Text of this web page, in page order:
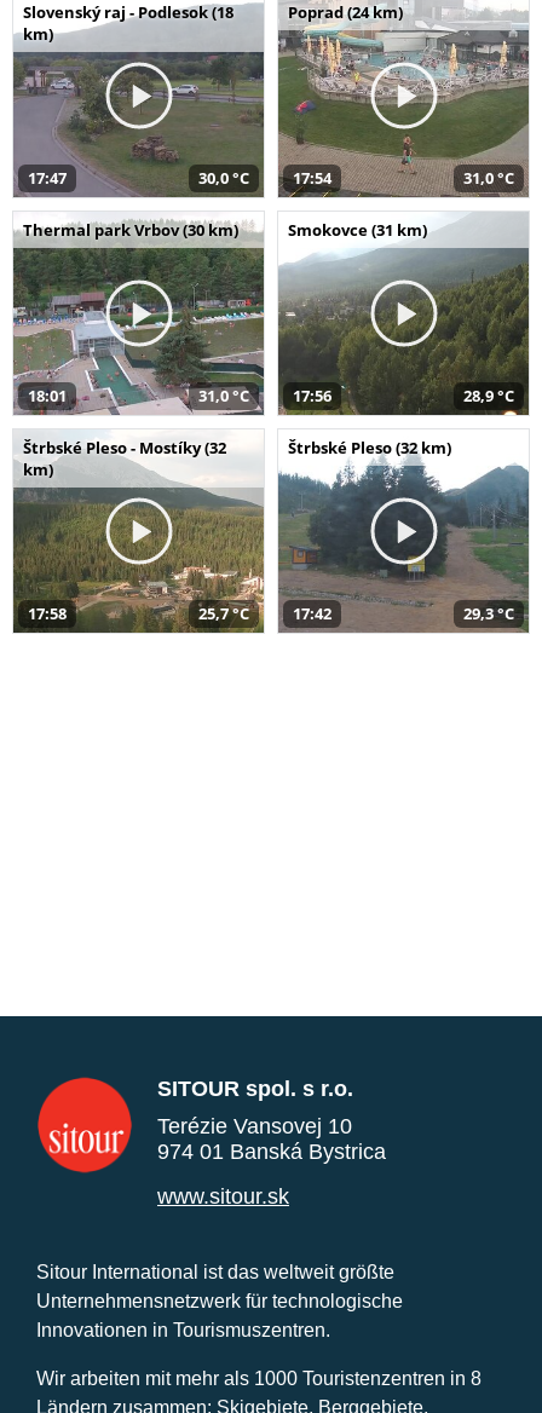
Slovenský raj - Podlesok (18
km)
17:47 30,0 °C
Poprad (24 km)
17:54 31,0 °C
Thermal park Vrbov (30 km)
18:01 31,0 °C
Smokovce (31 km)
17:56 28,9 °C
Štrbské Pleso - Mostíky (32
km)
17:58 25,7 °C
Štrbské Pleso (32 km)
17:42 29,3 °C
SITOUR spol. s r.o.
Terézie Vansovej 10
974 01 Banská Bystrica
www.sitour.sk
Sitour International ist das weltweit größte
Unternehmensnetzwerk für technologische
Innovationen in Tourismuszentren.
Wir arbeiten mit mehr als 1000 Touristenzentren in 8
Ländern zusammen: Skigebiete, Berggebiete,